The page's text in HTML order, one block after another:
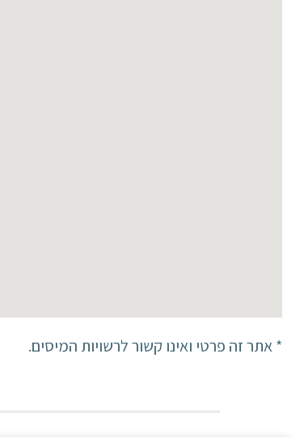
* אתר זה פרטי ואינו קשור לרשויות המיסים.